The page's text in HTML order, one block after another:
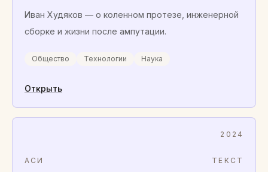
Иван Худяков — о коленном протезе, инженерной
сборке и жизни после ампутации.
Общество Технологии Наука
Открыть
2024
АСИ ТЕКСТ